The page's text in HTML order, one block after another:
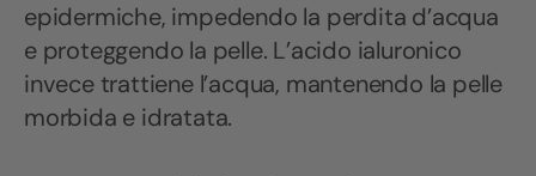
epidermiche, impedendo la perdita d’acqua
e proteggendo la pelle. L’acido ialuronico
invece trattiene l’acqua, mantenendo la pelle
morbida e idratata.